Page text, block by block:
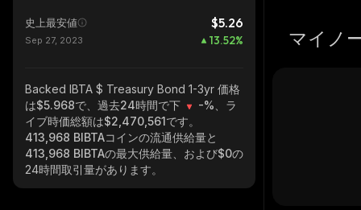
史上最安値 $5.26
Sep 27, 2023 13.52%
Backed IBTA $ Treasury Bond 1-3yr 価格
は$5.968で、過去24時間で下
-% 、ラ
イブ時価総額は$2,470,561です。
413,968 BIBTAコインの流通供給量と
413,968 BIBTAの最大供給量、および$0の
24時間取引量があります。
マイノ